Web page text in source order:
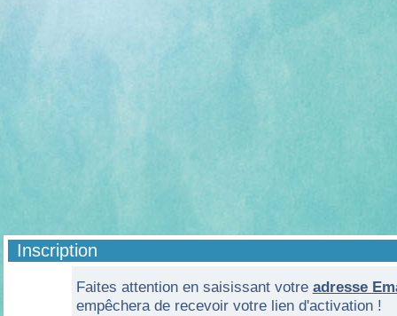
Inscription
Faites attention en saisissant votre adresse
empêchera de recevoir votre lien d'activation !